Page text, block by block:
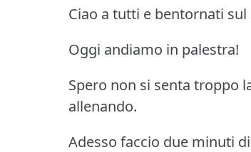
Ciao a tutti e bentornati sul
Oggi andiamo in palestra!
Spero non si senta troppo
allenando.
Adesso faccio due minuti